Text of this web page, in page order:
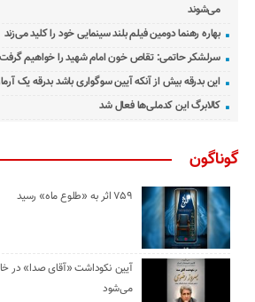
می‌شوند
بهاره رهنما دومین فیلم بلند سینمایی خود را کلید می‌زند
سرلشکر حاتمی: تقاص خون امام شهید را خواهیم گرفت
این بدرقه بیش از آنکه آیین سوگواری باشد بدرقه یک
کالابرگ این کدملی‌ها فعال شد
گوناگون
۷۵۹ اثر به «طلوع ماه» رسید
آیین نکوداشت «آقای صدا» در
می‌شود